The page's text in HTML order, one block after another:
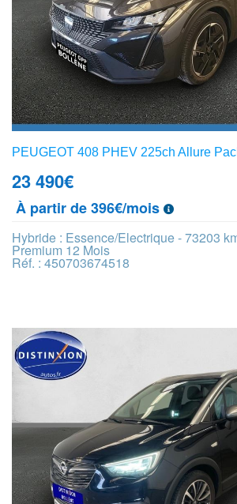
PEUGEOT 408 PHEV 225ch Allure
23 490€
À partir de 396€/mois
Hybride : Essence/Electrique - 73203
Premium 12 Mois
Réf. : 450703674518